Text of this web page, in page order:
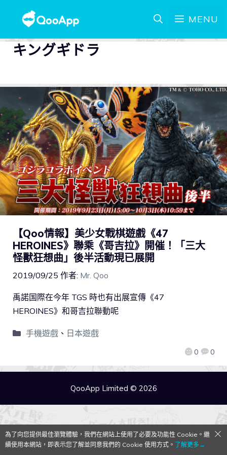
MENU
キングギドラ
【Qoo情報】美少女戰棋遊戲《47
HEROINES》聯乘《哥吉拉》開催！「三大
怪獸狂想曲」後半活動現已展開
2019/09/25 作者: Mr. Qoo
0 0
禹諾国際在今年 TGS 時也有出展宣傳《47
HEROINES》和哥吉拉聯動呢
手機遊戲、 日本遊戲
QooApp Limited © 2026
為了向您提供最佳瀏覽體驗，我們在網站上使用了必要及功能性 Cookie。繼
續使用本網站，即表示您了解並同意我們的 Cookie 使用方式。 了解更多→